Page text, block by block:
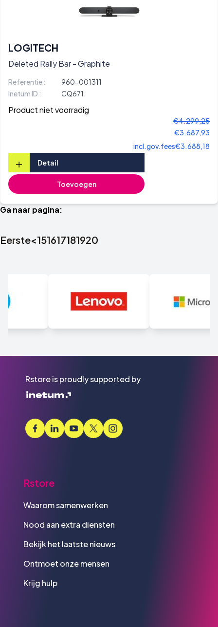
LOGITECH
Deleted Rally Bar - Graphite
Referentie :
960-001311
Inetum ID :
CQ671
Product niet voorradig
€4.299,25
€3.687,93
incl.gov.fees€3.688,18
+ Detail
Toevoegen
Ga naar pagina:
Eerste<151617181920
Rstore is proudly supported by
Rstore
Waarom samenwerken
Nood aan extra diensten
Bekijk het laatste nieuws
Ontmoet onze mensen
Krijg hulp